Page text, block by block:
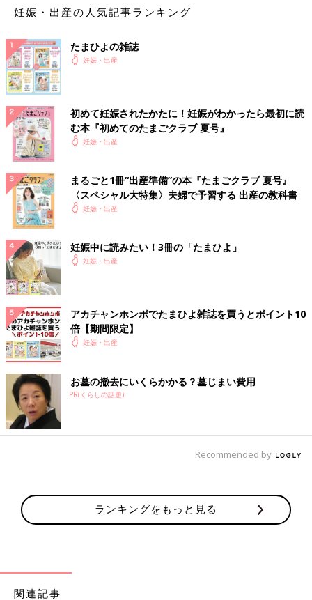
『あ、たぶんいるな』って感じていました。あとは、体温が高か
いました」
風邪の症状
「風邪の症状が出ました。微熱やだるさ、鼻水などです」
赤ちゃんの泣き声で起床
「3人出産していますが、3人目が思いもしなかった妊娠で、その
妊娠がわかる前の出来事。朝、赤ちゃんの泣き声で目が覚めたと
いう不思議な体験しました。自分の中から聞こえてくるような…
あたたかい感じがあってそのときに『もしかして…』と思うよう
になり、しばらくして妊娠していることがわかりました」
着床痛＆男の子が飛び込んでくる夢
「着床痛があったので、4週目前に気づきました。下腹部が歩く
たびにズキズキして、ふだんPMSで張るはずの胸がペッタンコの
まま（笑）。その直前にかわいい男の子が腕の中に飛び込んで来
る夢をみました。だから『あ、男の子妊娠したわぁ』と。予想通
3人とも超初期でわかりました
「1人目は生理予定日に分かりました｡ 絶対生理が来ない気がす
る！と思っていたら、検査薬で本当に反応がでました｡2人目は上
た｡3人目は2人目がまだ生後5ヶ月でした。生理予定日10日前、
なんかムカムカ気持ち悪いと思っていたら､本当に妊娠していま
妊娠・出産の人気記事ランキング
たまひよの雑誌
妊娠・出産
初めて妊娠されたかたに！妊娠がわかったら最初に読
む本『初めてのたまごクラブ 夏号』
妊娠・出産
まるごと1冊“出産準備”の本『たまごクラブ 夏号』
〈スペシャル大特集〉夫婦で予習する 出産の教科書
妊娠・出産
妊娠中に読みたい！3冊の「たまひよ」
妊娠・出産
アカチャンホンポでたまひよ雑誌を買うとポイント10
倍【期間限定】
妊娠・出産
お墓の撤去にいくらかかる？墓じまい費用
PR(くらしの話題)
Recommended by
ランキングをもっと見る
関連記事